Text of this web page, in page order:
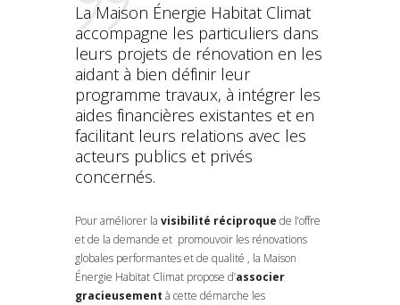
La Maison Énergie Habitat Climat
accompagne les particuliers dans
leurs projets de rénovation en les
aidant à bien définir leur
programme travaux, à intégrer les
aides financières existantes et en
facilitant leurs relations avec les
acteurs publics et privés
concernés.
Pour améliorer la visibilité réciproque de l’offre
et de la demande et promouvoir les rénovations
globales performantes et de qualité , la Maison
Énergie Habitat Climat propose d’associer
gracieusement à cette démarche les